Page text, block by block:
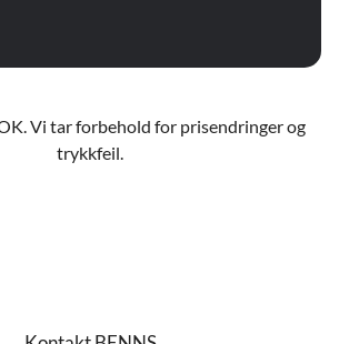
Vi tar forbehold for prisendringer og
trykkfeil.